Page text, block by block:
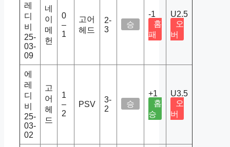
레
디
비
25-
03-
09
네
이
메
헌
0
–
1
고어
헤드
2-
3
승
-1
홈
패
U2.5
오
버
에
레
디
비
25-
03-
02
고
어
헤
드
1
–
2
PSV
3-
2
승
+1
홈
승
U3.5
오
버